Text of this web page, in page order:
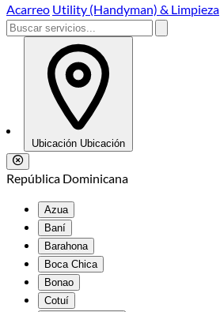
Acarreo Utility (Handyman) & Limpieza
Ubicación Ubicación
República Dominicana
Azua
Baní
Barahona
Boca Chica
Bonao
Cotuí